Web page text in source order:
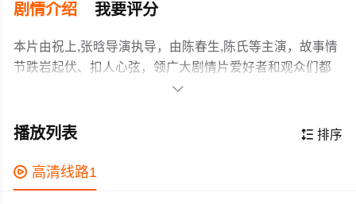
剧情介绍 我要评分
本片由祝上,张晗导演执导，由陈春生,陈氏等主演，故事情
节跌岩起伏、扣人心弦，领广大剧情片爱好者和观众们都
执念驱使他不顾母亲哀求，深夜偷跑参军，立誓抗日救
内战打响，拖慢了他回乡的脚步。陈春生拒绝向同胞举
枪，沦为逃兵被关押，1949年被强行运往台湾。在台数十
作为一部 上映的剧情电影，在当期同类题材影片中具有一
定的看点，在演员表现和剧情架构上也都有不错的亮点，

 排序
播放列表
 高清线路1